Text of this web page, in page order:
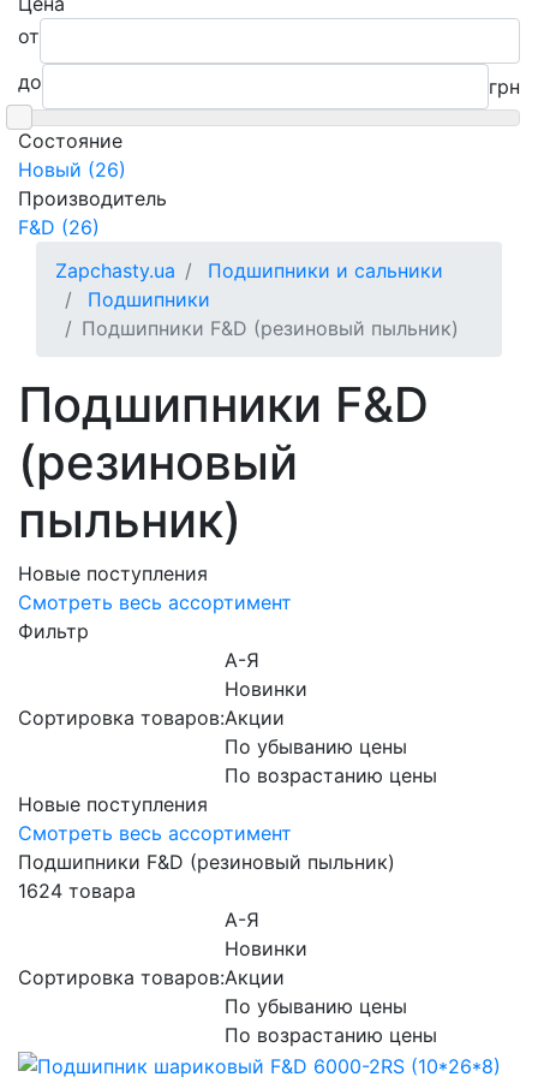
от
до
грн
Состояние
Новый (26)
Производитель
F&D (26)
Zapchasty.ua
Подшипники и сальники
Подшипники
Подшипники F&D (резиновый пыльник)
Подшипники F&D
(резиновый
пыльник)
Новые поступления
Смотреть весь ассортимент
Фильтр
Сортировка товаров:
А-Я
Новинки
Акции
По убыванию цены
По возрастанию цены
Новые поступления
Смотреть весь ассортимент
Подшипники F&D (резиновый пыльник)
1624 товара
Сортировка товаров:
А-Я
Новинки
Акции
По убыванию цены
По возрастанию цены